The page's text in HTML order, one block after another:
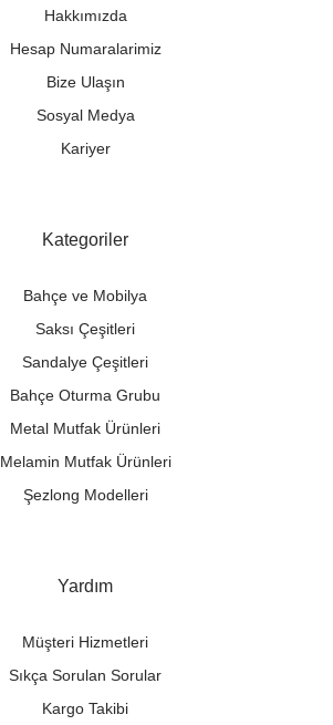
Hakkımızda
Hesap Numaralarimiz
Bize Ulaşın
Sosyal Medya
Kariyer
Kategoriler
Bahçe ve Mobilya
Saksı Çeşitleri
Sandalye Çeşitleri
Bahçe Oturma Grubu
Metal Mutfak Ürünleri
Melamin Mutfak Ürünleri
Şezlong Modelleri
Yardım
Müşteri Hizmetleri
Sıkça Sorulan Sorular
Kargo Takibi